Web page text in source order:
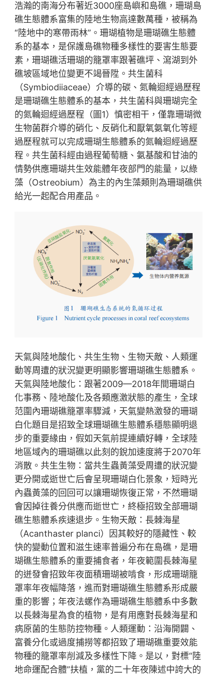
浩瀚的南海分布著近3000座島嶼和島礁，珊瑚島
礁生態體系富集的陸地生物高達數萬種，被稱為
“陸地中的寒帶雨林”。珊瑚植物是珊瑚礁生態體
系的基本，是保護島礁物種多樣性的要害生態要
素，珊瑚礁活珊瑚的籠罩率跟著礁坪、瀉湖到外
礁坡區域地位變更不竭晉陞。共生菌科
（Symbiodiiaceae）介導的碳、氮輪迴經過歷程
是珊瑚礁生態體系的基本，共生菌科與珊瑚完全
的氮輪迴經過歷程（圖1）慎密相干，僅靠珊瑚微
生物菌群介導的硝化、反硝化和厭氧氨氧化等經
過歷程就可以完成珊瑚生態體系的氮輪迴經過歷
程。共生菌科經由過程葡萄糖、氨基酸和甘油的
情勢供應珊瑚共生效能體年夜部門的能量，以綠
藻（Ostreobium）為主的內生藻類則為珊瑚礁供
給光一起配合用產品。
天氣與陸地酸化、共生生物、生物天敵、人類運
動等周遭的狀況變更明顯影響珊瑚礁生態體系。
天氣與陸地酸化：跟著2009—2018年間珊瑚白
化事務、陸地酸化及各類應激狀態的產生，全球
范圍內珊瑚礁籠罩率驟減，天氣變熱激發的珊瑚
白化題目是招致全球珊瑚礁生態體系穩態顯明退
步的重要緣由，假如天氣前提連續好轉，全球陸
地區域內的珊瑚礁以此刻的銳加速度將于2070年
消散。共生生物：當共生蟲黃藻受周遭的狀況變
更分開或逝世亡后會呈現珊瑚白化景象，短時光
內蟲黃藻的回回可以讓珊瑚恢復正常，不然珊瑚
會因掉往養分供應而逝世亡，終極招致全部珊瑚
礁生態體系疾速退步。生物天敵：長棘海星
（Acanthaster planci）因其較好的隱藏性、較
快的變動位置和滋生速率普遍分布在島礁，是珊
瑚礁生態體系的重要捕食者，年夜範圍長棘海星
的迸發會招致年夜面積珊瑚被啃食，形成珊瑚籠
罩率年夜幅降落，進而對珊瑚礁生態體系形成嚴
重的影響；年夜法螺作為珊瑚礁生態體系中多數
以長棘海星為食的植物，是有用應對長棘海星和
病原菌的生態防控物種。人類運動：沿海開闢、
富養分化或過度捕撈等都招致了珊瑚礁重要效能
物種的籠罩率削減及多樣性下降。是以，對標“陸
地命運配合體”扶植，黨的二十年夜陳述中誇大的